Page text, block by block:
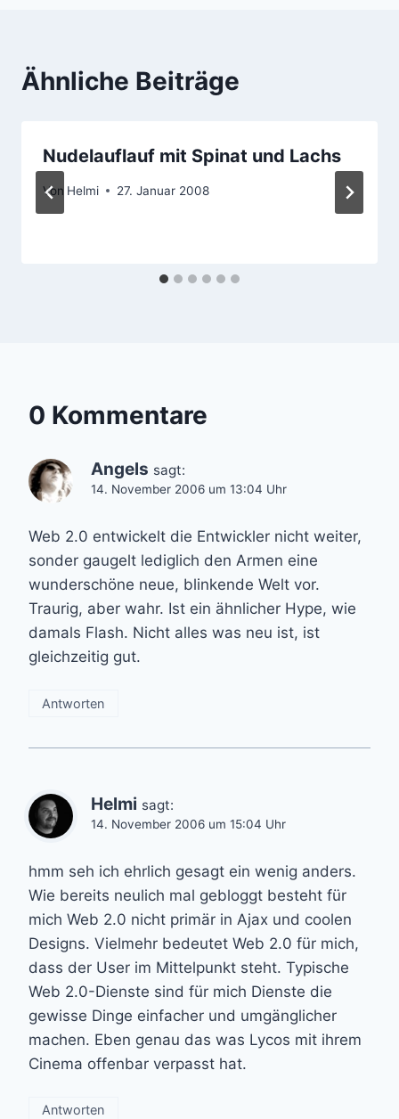
Ähnliche Beiträge
Nudelauflauf mit Spinat und Lachs
Von Helmi 27. Januar 2008
0 Kommentare
Angels sagt:
14. November 2006 um 13:04 Uhr
Web 2.0 entwickelt die Entwickler nicht weiter,
sonder gaugelt lediglich den Armen eine
wunderschöne neue, blinkende Welt vor.
Traurig, aber wahr. Ist ein ähnlicher Hype, wie
damals Flash. Nicht alles was neu ist, ist
gleichzeitig gut.
Antworten
Helmi sagt:
14. November 2006 um 15:04 Uhr
hmm seh ich ehrlich gesagt ein wenig anders.
Wie bereits neulich mal gebloggt besteht für
mich Web 2.0 nicht primär in Ajax und coolen
Designs. Vielmehr bedeutet Web 2.0 für mich,
dass der User im Mittelpunkt steht. Typische
Web 2.0-Dienste sind für mich Dienste die
gewisse Dinge einfacher und umgänglicher
machen. Eben genau das was Lycos mit ihrem
Cinema offenbar verpasst hat.
Antworten